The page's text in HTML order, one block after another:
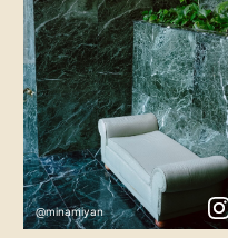
@minamiyan